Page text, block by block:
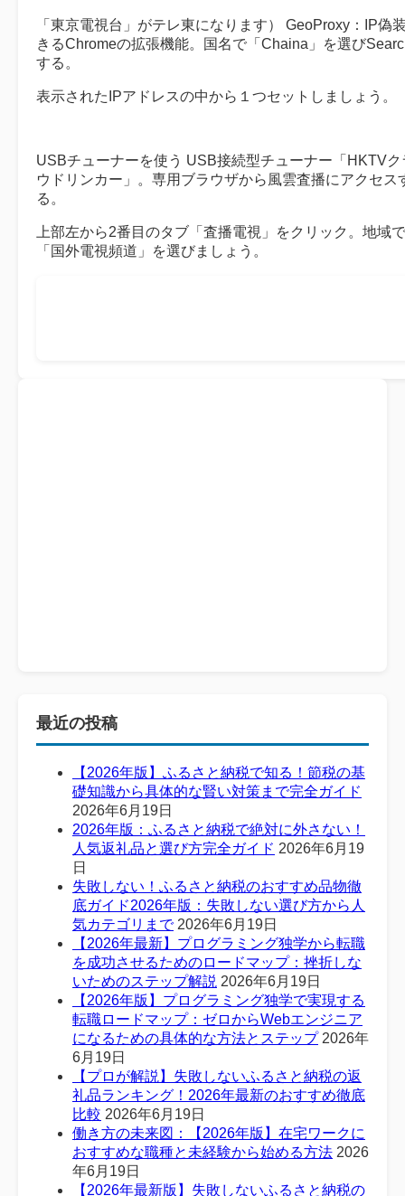
「東京電視台」がテレ東になります） GeoProxy：IP偽
きるChromeの拡張機能。国名で「Chaina」を選び
する。
表示されたIPアドレスの中から１つセットしましょう。
USBチューナーを使う USB接続型チューナー「HKTVク
ウドリンカー」。専用ブラウザから風雲査播にアクセス
る。
上部左から2番目のタブ「査播電視」をクリック。地域で
「国外電視頻道」を選びましょう。
最近の投稿
【2026年版】ふるさと納税で知る！節税の基
礎知識から具体的な賢い対策まで完全ガイド
2026年6月19日
2026年版：ふるさと納税で絶対に外さない！
人気返礼品と選び方完全ガイド 2026年6月19
日
失敗しない！ふるさと納税のおすすめ品物徹
底ガイド2026年版：失敗しない選び方から人
気カテゴリまで 2026年6月19日
【2026年最新】プログラミング独学から転職
を成功させるためのロードマップ：挫折しな
いためのステップ解説 2026年6月19日
【2026年版】プログラミング独学で実現する
転職ロードマップ：ゼロからWebエンジニア
になるための具体的な方法とステップ 2026年
6月19日
【プロが解説】失敗しないふるさと納税の返
礼品ランキング！2026年最新のおすすめ徹底
比較 2026年6月19日
働き方の未来図：【2026年版】在宅ワークに
おすすめな職種と未経験から始める方法 2026
年6月19日
【2026年最新版】失敗しないふるさと納税の